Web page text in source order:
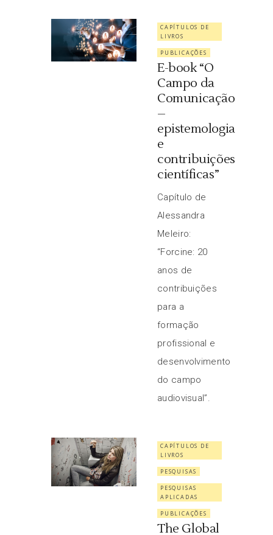
CAPÍTULOS DE
LIVROS
PUBLICAÇÕES
E-book “O
Campo da
Comunicação
–
epistemologia
e
contribuições
científicas”
Capítulo de
Alessandra
Meleiro:
“Forcine: 20
anos de
contribuições
para a
formação
profissional e
desenvolvimento
do campo
audiovisual”.
CAPÍTULOS DE
LIVROS
PESQUISAS
PESQUISAS
APLICADAS
PUBLICAÇÕES
The Global